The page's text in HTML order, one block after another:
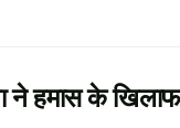
के खिलाफ